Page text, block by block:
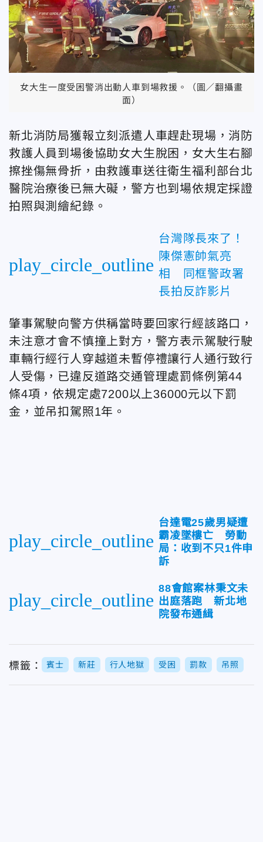
女大生一度受困警消出動人車到場救援。（圖／翻攝畫
面）
新北消防局獲報立刻派遣人車趕赴現場，消防
救護人員到場後協助女大生脫困，女大生右腳
擦挫傷無骨折，由救護車送往衛生福利部台北
醫院治療後已無大礙，警方也到場依規定採證
拍照與測繪紀錄。
play_circle_outline
台灣隊長來了！
陳傑憲帥氣亮
相 同框警政署
長拍反詐影片
肇事駕駛向警方供稱當時要回家行經該路口，
未注意才會不慎撞上對方，警方表示駕駛行駛
車輛行經行人穿越道未暫停禮讓行人通行致行
人受傷，已違反道路交通管理處罰條例第44
條4項，依規定處7200以上36000元以下罰
金，並吊扣駕照1年。
play_circle_outline
台達電25歲男疑遭
霸凌墜樓亡 勞動
局：收到不只1件申
訴
play_circle_outline
88會館案林秉文未
出庭落跑 新北地
院發布通緝
標籤： 賓士 新莊 行人地獄 受困 罰款 吊照